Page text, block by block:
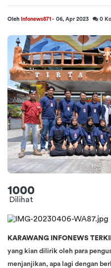
Oleh Infonews871 - 06, Apr 2023 0
1000
Dilihat
KARAWANG INFONEWS
yang kian dilirik oleh para
menjanjikan, apa lagi dengan